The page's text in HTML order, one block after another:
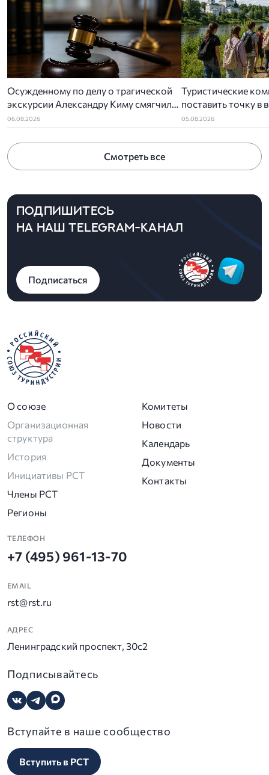
Осужденному по делу о трагической
экскурсии Александру Киму смягчили
приговор
06.08.2026
Туристические
поставить точку в
детского
05.08.2026
Смотреть все
ПОДПИШИТЕСЬ
НА НАШ TELEGRAM-КАНАЛ
Подписаться
О союзе
Организационная
структура
История
Инициативы РСТ
Члены РСТ
Регионы
Комитеты
Новости
Календарь
Документы
Контакты
ТЕЛЕФОН
+7 (495) 961-13-70
EMAIL
rst@rst.ru
АДРЕС
Ленинградский проспект, 30с2
Подписывайтесь
Вступайте в наше сообщество
Вступить в РСТ